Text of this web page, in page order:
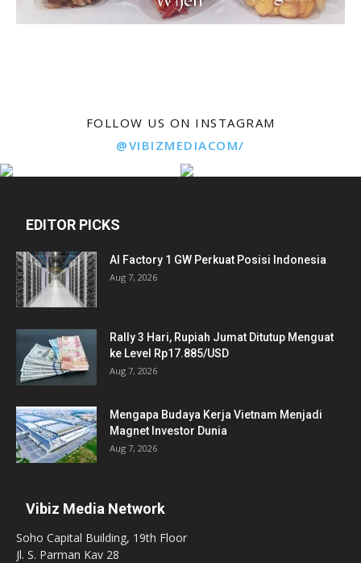
FOLLOW US ON INSTAGRAM
@VIBIZMEDIACOM/
EDITOR PICKS
AI Factory 1 GW Perkuat Posisi Indonesia
Aug 7, 2026
Rally 3 Hari, Rupiah Jumat Ditutup Menguat
ke Level Rp17.885/USD
Aug 7, 2026
Mengapa Budaya Kerja Vietnam Menjadi
Magnet Investor Dunia
Aug 7, 2026
Vibiz Media Network
Soho Capital Building, 19th Floor
Jl. S. Parman Kav 28